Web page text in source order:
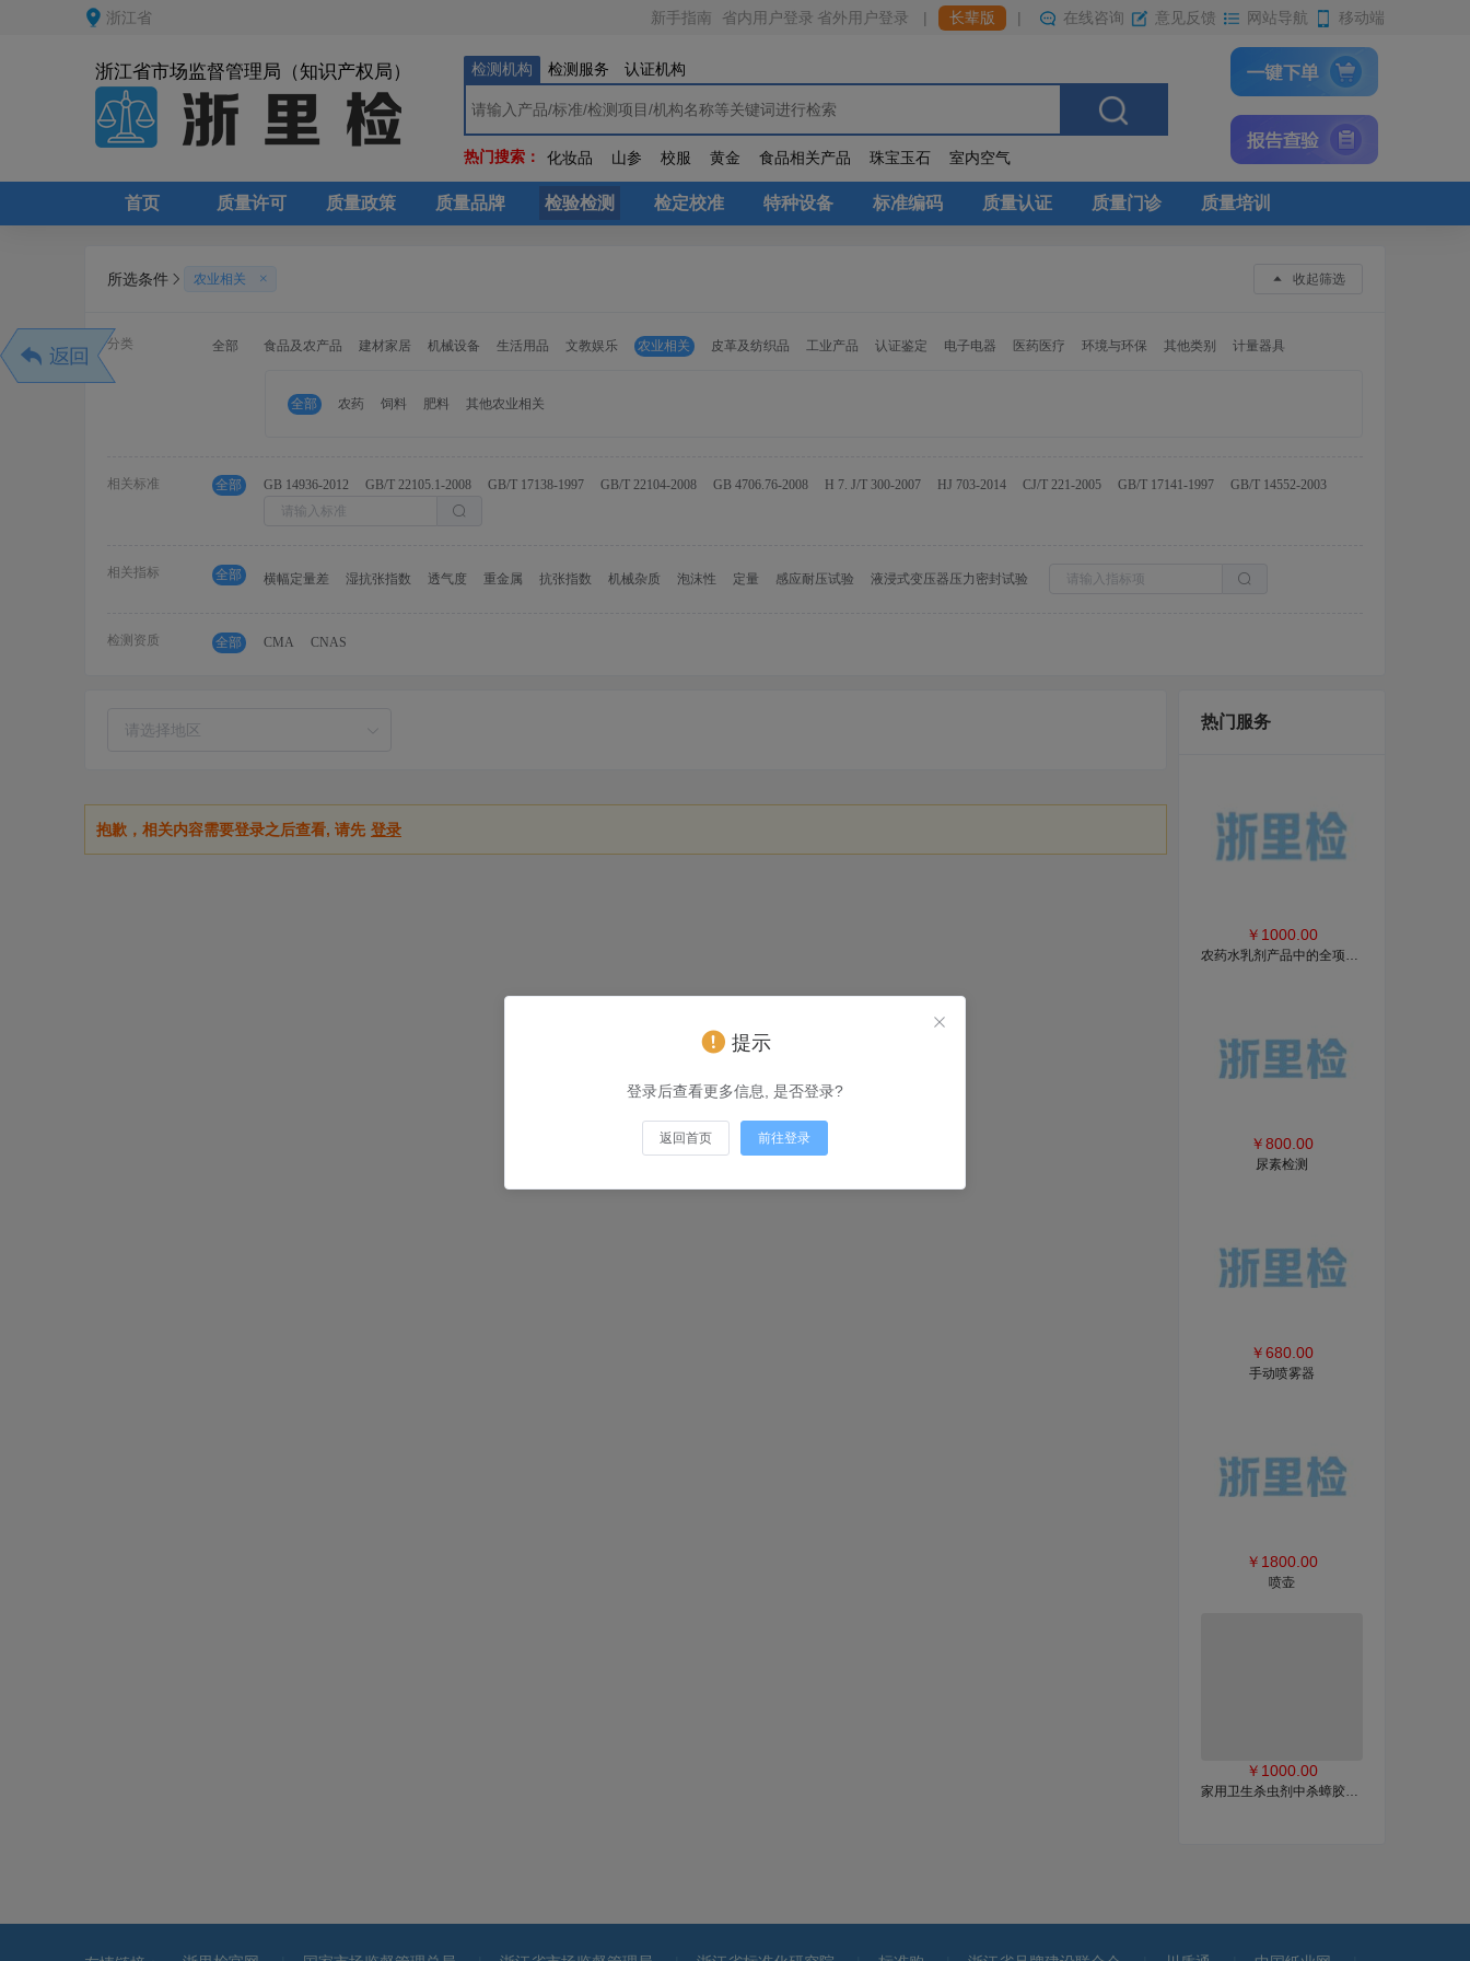
浙江省 新手指南 省内用户登录 省外用户登录 | 长辈版 | 在线咨询 意见反馈 网站导航 移动端
浙江省市场监督管理局（知识产权局） 检测机构 检测服务 认证机构
热门搜索： 化妆品 山参 校服 黄金 食品相关产品 珠宝玉石 室内空气
首页 质量许可 质量政策 质量品牌 检验检测 检定校准 特种设备 标准编码 质量认证 质量门诊 质量培训
所选条件 农业相关 收起筛选
分类 全部 食品及农产品 建材家居 机械设备 生活用品 文教娱乐 农业相关 皮革及纺织品 工业产品 认证鉴定 电子电器 医药医疗 环境与环保 其他类别 计量器具
全部 农药 饲料 肥料 其他农业相关
相关标准 全部 GB 14936-2012 GB/T 22105.1-2008 GB/T 17138-1997 GB/T 22104-2008 GB 4706.76-2008 H 7. J/T 300-2007 HJ 703-2014 CJ/T 221-2005 GB/T 17141-1997 GB/T 14552-2003
相关指标 全部 横幅定量差 湿抗张指数 透气度 重金属 抗张指数 机械杂质 泡沫性 定量 感应耐压试验 液浸式变压器压力密封试验
检测资质 全部 CMA CNAS
抱歉，相关内容需要登录之后查看, 请先 登录
热门服务
￥ 1000.00
农药水乳剂产品中的全项检测
￥800.00
尿素检测
￥680.00
手动喷雾器
￥ 1800.00
喷壶
￥ 1000.00
家用卫生杀虫剂中杀蟑胶饵的全项检测
提示
登录后查看更多信息, 是否登录?
返回首页 前往登录